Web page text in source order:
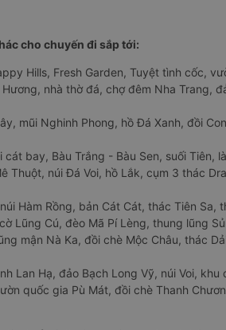
cho chuyến đi sắp tới:
Hills, Fresh Garden, Tuyệt tình cốc,
nhà thờ đá, chợ đêm Nha Trang,
mũi Nghinh Phong, hồ Đá Xanh, đồi
bay, Bàu Trắng - Bàu Sen, suối Tiên,
Thuột, núi Đá Voi, hồ Lắk, cụm 3 thác
Hàm Rồng, bản Cát Cát, thác Tiên Sa,
Lũng Cú, đèo Mã Pí Lèng, thung lũng
mận Nà Ka, đồi chè Mộc Châu, thác
Lan Hạ, đảo Bạch Long Vỹ, núi Voi, khu
quốc gia Pù Mát, đồi chè Thanh